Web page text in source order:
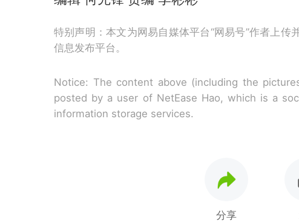
特别声明：本文为网易自媒体平台“网易号”作者上传
信息发布平台。
Notice: The content above (including the
posted by a user of NetEase Hao, which is a
information storage services.
分享